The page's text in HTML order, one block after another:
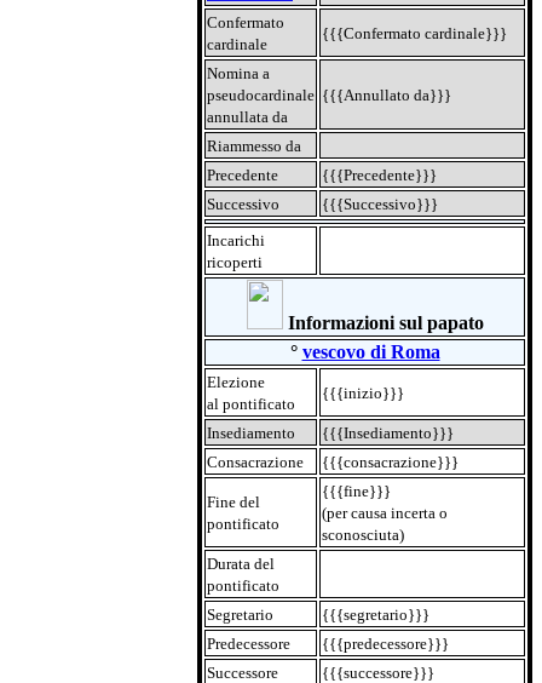
Confermato
cardinale
{{{Confermato cardinale}}}
Nomina a
pseudocardinale
annullata da
{{{Annullato da}}}
Riammesso da
Precedente
{{{Precedente}}}
Successivo
{{{Successivo}}}
Incarichi
ricoperti
Informazioni sul papato
° vescovo di Roma
Elezione
al pontificato
{{{inizio}}}
Insediamento
{{{Insediamento}}}
Consacrazione
{{{consacrazione}}}
Fine del
pontificato
{{{fine}}}
(per causa incerta o
sconosciuta)
Durata del
pontificato
Segretario
{{{segretario}}}
Predecessore
{{{predecessore}}}
Successore
{{{successore}}}